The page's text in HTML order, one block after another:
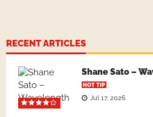
RECENT ARTICLES
Shane Sato –
HOT TIP
Jul 17, 2026